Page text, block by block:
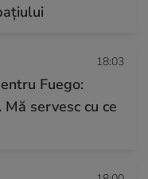
18:03
Fuego:
servesc cu ce